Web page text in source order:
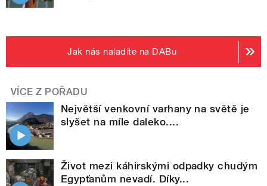
Jak nás naladíte na DABu
VÍCE Z POŘADU
Největší venkovní varhany na světě je
slyšet na míle daleko....
Život mezi káhirskými odpadky chudým
Egypťanům nevadí. Díky...